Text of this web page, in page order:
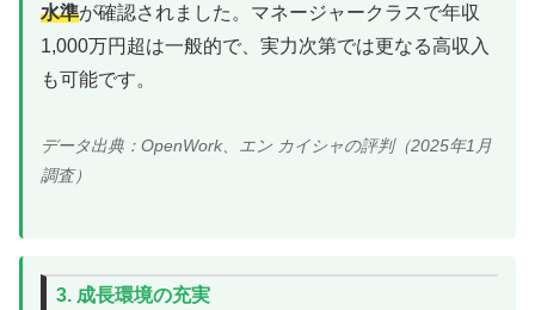
水準が確認されました。マネージャークラスで年収
1,000万円超は一般的で、実力次第では更なる高収入
も可能です。
データ出典：OpenWork、エン カイシャの評判（2025年1月
調査）
3. 成長環境の充実